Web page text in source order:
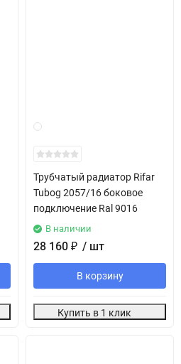
Трубчатый радиатор Rifar
Tubog 2057/16 боковое
подключение Ral 9016
В наличии
28 160 ₽ / шт
В корзину
Купить в 1 клик